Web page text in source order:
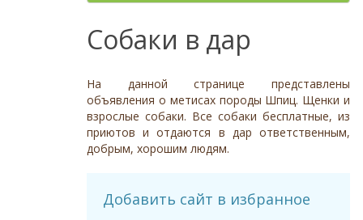
Средний Крупный
Тип
Семейная
Охотничья
Серый
Дополнительные цвета
Черный
Белый
Серый
Палевый
Нет
Равнодушное
Отношение к кошкам
Доброжелательное
Равнодушное
Может проявить агрессию
Доброжелательное
Приучен к поводку
- неважно -
Дрессировка
Да
Отдаётся в
- не уточнено -
Собаки в дар
На данной странице представлены
объявления о метисах породы Шпиц. Щенки и
взрослые собаки. Все собаки бесплатные, из
приютов и отдаются в дар ответственным,
добрым, хорошим людям.
Добавить сайт в избранное